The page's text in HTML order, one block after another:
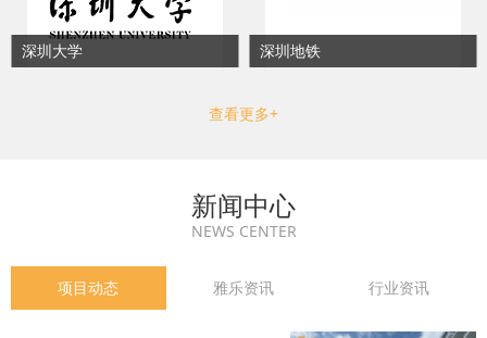
深圳大学 深圳地铁
查看更多+
新闻中心
NEWS CENTER
项目动态 雅乐资讯 行业资讯